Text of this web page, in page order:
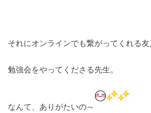
それにオンラインでも繋がってくれる友
勉強会をやってくださる先生。
なんて、ありがたいの～